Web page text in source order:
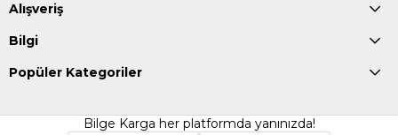
Alışveriş
Bilgi
Popüler Kategoriler
Bilge Karga her platformda yanınızda!